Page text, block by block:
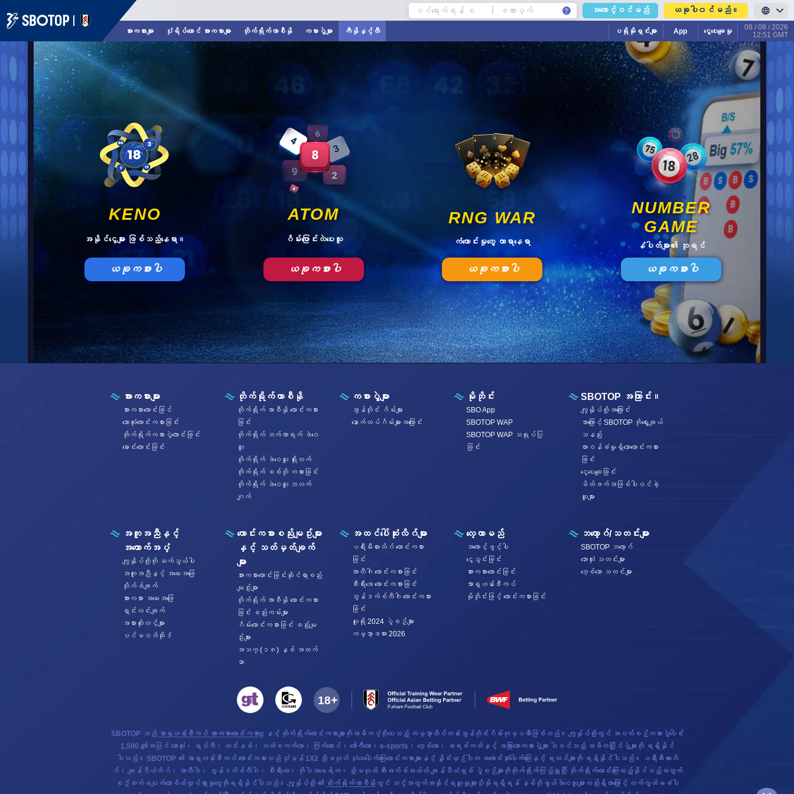
| အကောင့်ဝင်မည် ယခုပါ၀င်မည်။
အားကစားများ ပုံရိပ်ယောင် အားကစားများ တိုက်ရိုက်ကာစီနို ကစားပွဲများ ကီနိုနှင့်ထီ ပရိုမိုးရှင်းများ App ငွေပေးချေမှု
08 / 08 / 2026
12:51 GMT
KENO
အနိုင်ငွေများ ဖြစ်သည့်နေရာ။
ယခုကစားပါ
ATOM
ဂိမ်းပြောင်းလဲပေးသူ
ယခုကစားပါ
RNG WAR
ကံကောင်းမှုတွေ လာရာနေရာ
ယခုကစားပါ
NUMBER
GAME
နံပါတ်များ၏ ဘုရင်
ယခုကစားပါ
အားကစားများ
အားကစားလောင်းခြင်
ဘောလုံးလောင်းကစားခြင်း
တိုက်ရိုက်ကစားပွဲလောင်းခြင်း
မောင်းလောင်းခြင်း
တိုက်ရိုက်ကာစီနို
တိုက်ရိုက် ကာစီနို လောင်းကစား
ခြင်း
တိုက်ရိုက် ဘက်ကာရက် ဖဲဝေ
သူ
တိုက်ရိုက် ဖဲဝေသူ ရိုးလက်
တိုက်ရိုက် စစ်ဘို ကစားခြင်း
တိုက်ရိုက် ဖဲဝေသူ ဘလက်
ဂျက်
ကစားပွဲများ
အွန်လိုင်း ဂိမ်းများ
နောက်ထပ်ဂိမ်းများအကြောင်း
မိုဘိုင်း
SBO App
SBOTOP WAP
SBOTOP WAP သရုပ်ပြ
ခြင်း
SBOTOP အကြာင်း။
ကျွနိုပ်တို့အကြောင်း
ဘာကြောင့် SBOTOP ကိုရွေးချယ်
သနည်း
တာဝန်ခံမှုရှိသောလောင်းကစား
ခြင်း
ငွေပေးချေခြင်း
မိတ်ဖက်အဖြစ်ပါဝင်ခဲ့
သူများ
အကူအညီနှင့်
အထောက်အပံ့
ကျွနိုပ်တို့ကို ဆက်သွယ်ပါ
အကူအညီနှင့် အမေးအဖြေ
လိုက်ဖ်ချက်
အားကစား အမေးအဖြေ
ရှင်းလင်းချက်
အစားထိုးလင့်များ
ပင်မဝဘ်ဆိုဒ်
လောင်းကစားစည်းမျဥ်းများ
နှင့် သတ်မှတ်ချက်
များ
အားကစားလောင်းခြင်းဆိုင်ရာစည်း
မျဥ်းမျာ
တိုက်ရိုက် ကာစီနို လောင်းကစား
ခြင်း စည်းကမ်းများ
ဂိမ်းလောင်းကစားခြင်း စည်းမျ
ဥ်းများ
အသက္ (၁၈) နှစ် အထက်
သာ
အထင်ပေါ်ဆုံးလိဂ်များ
ပရီးမီးယားလိဂ် လောင်းကစား
ခြင်း
လာလီဂါ လောင်းကစားခြင်း
စီးရီး‌အေ လောင်းကစားခြင်း
ဘွန်ဒက်စ်လီဂါ လောင်းကစား
ခြင်း
ယူရို 2024 ပွဲစဥ်များ
ကမ္ဘာ့ဖလား 2026
လေ့လာမည်
အကောင့်ဖွင့်ပါ
ငွေသွင်းခြင်း
အားကစားလောင်းခြင်း
အာရှဟန်းဒီးကပ်
မိုဘိုင်းဖြင့် လောင်းကစားခြင်း
ဘလော့ဂ်/သတင်းများ
SBOTOP ဘလော့ဂ်
ဘောလုံး သတင်းများ
ဘေ့စ်ဘော သတင်းများ
SBOTOP သည် အာရှဟန်းဒီးကပ် အားကစားလောင်းကစားgနှင့် တိုက်ရိုက်လောင်းကစားများကိုအဓိကပံ့ပိုးပေးသည့် ကမ္ဘာ့ထိပ်တန်းအွန်လိုင်းဂိမ်းကုမ္ပဏီဖြစ်သည်။ ကျွန်ုပ်တို့တွင် အပတ်စဉ်ကစားပွဲပေါင်း
1,500 ကျော်အပြင် ဘောလုံး၊ ရပ်ဘီ၊ တင်းနစ်၊ ဘတ်စကက်ဘော၊ ကြက်တောင်၊ ဘော်လီဘော၊ e-sports၊ ဘေ့စ်ဘော၊ ခရစ်ကတ်နှင့် အခြားသောကစားပွဲများ ပါဝင်သည့် အဓိကပြိုင်ပွဲများကို ရရှိနိုင်
ပါသည်။ SBOTOP ၏ အာရှဟန်းဒီးကပ် လောင်းကစားသည် ပုံမှန် 1X2 သို့မဟုတ် ပုံသေပေါက်ကြေးလောင်းကစားများနှင့် နှိုင်းယှဉ်ပါက အကောင်းဆုံးပေါက်ကြေးနှင့် ရလဒ်များကို ရရှိနိုင်ပါသည်။ ပရီးမီးယားလိ
ဂ်၊ ချန်ပီယံလိဂ်၊ လာလီဂါ၊ ဘွန်ဒက်စ်လီဂါ၊ စီးရီးအေ၊ ကိုပါအမေရိက၊ သို့မဟုတ် အီးအက်ဖ်အယ်လ် ချန်ပီယံရှစ် ပွဲစဥ်များကိုတိုက်ရိုက်ကြည့်ရှုပြီး တိုက်ရိုက်လောင်းကြေးထည့်နိုင်သည့်အတွက်
စဥ်ဆက်မပျက်သောစိတ်လှုပ်ရှားမှုတွေကိုရရှိနိုင်ပါသည်။ ကျွန်ုပ်တို့ ၏ တိုက်ရိုက်ကာစီနို တွင် သင့်အတွက်အနိုင်ရယူမှုများပိုမိုရရှိရန် နှစ်လိုဖွယ်ဖဲဝေသူများလည်းရှိတာကြောင့် လက်လွတ်မခံပါ